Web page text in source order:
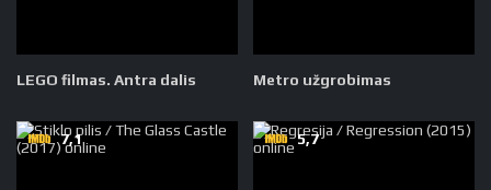
LEGO filmas. Antra dalis Metro užgrobimas
7,1 5,7